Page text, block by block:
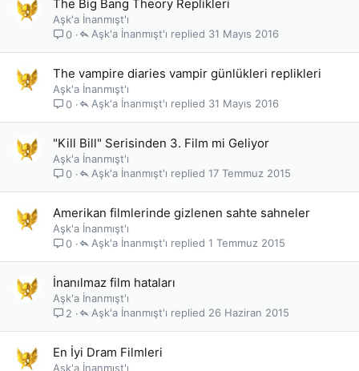
The Big Bang Theory Replikleri
Aşk'a İnanmışt'ı
0
31 Mayıs 2016
Aşk'a İnanmışt'ı
The vampire diaries vampir günlükleri replikleri
Aşk'a İnanmışt'ı
0
31 Mayıs 2016
Aşk'a İnanmışt'ı
"Kill Bill" Serisinden 3. Film mi Geliyor
Aşk'a İnanmışt'ı
0
17 Temmuz 2015
Aşk'a İnanmışt'ı
Amerikan filmlerinde gizlenen sahte sahneler
Aşk'a İnanmışt'ı
0
1 Temmuz 2015
Aşk'a İnanmışt'ı
İnanılmaz film hataları
Aşk'a İnanmışt'ı
2
26 Haziran 2015
Aşk'a İnanmışt'ı
En İyi Dram Filmleri
Aşk'a İnanmışt'ı